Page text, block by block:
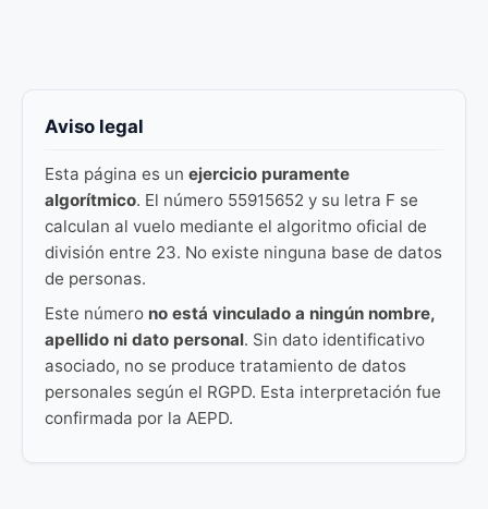
Aviso legal
Esta página es un ejercicio puramente
algorítmico. El número 55915652 y su letra F se
calculan al vuelo mediante el algoritmo oficial de
división entre 23. No existe ninguna base de datos
de personas.
Este número no está vinculado a ningún nombre,
apellido ni dato personal. Sin dato identificativo
asociado, no se produce tratamiento de datos
personales según el RGPD. Esta interpretación fue
confirmada por la AEPD.